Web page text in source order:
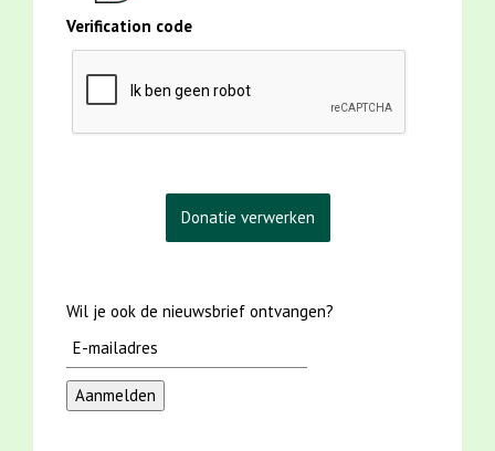
Verification code
Wil je ook de nieuwsbrief ontvangen?